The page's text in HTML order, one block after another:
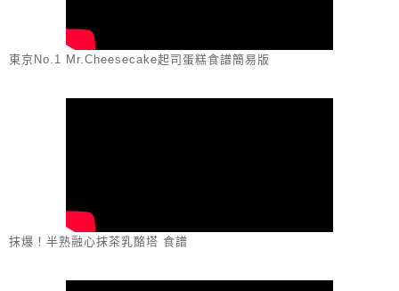
東京No.1 Mr.Cheesecake起司蛋糕食譜簡易版
抹爆！半熟融心抹茶乳酪塔 食譜